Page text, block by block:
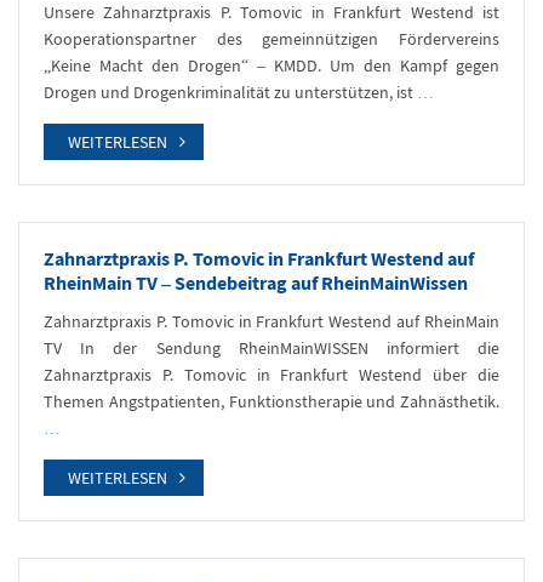
Unsere Zahnarztpraxis P. Tomovic in Frankfurt Westend ist
Kooperationspartner des gemeinnützigen Fördervereins
„Keine Macht den Drogen“ – KMDD. Um den Kampf gegen
Drogen und Drogenkriminalität zu unterstützen, ist …
WEITERLESEN
Zahnarztpraxis P. Tomovic in Frankfurt Westend auf
RheinMain TV – Sendebeitrag auf RheinMainWissen
Zahnarztpraxis P. Tomovic in Frankfurt Westend auf RheinMain
TV In der Sendung RheinMainWISSEN informiert die
Zahnarztpraxis P. Tomovic in Frankfurt Westend über die
Themen Angstpatienten, Funktionstherapie und Zahnästhetik.
…
WEITERLESEN